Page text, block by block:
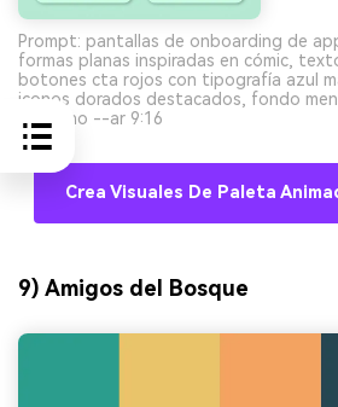
Prompt: pantallas de onboarding de
formas planas inspiradas en cómic,
botones cta rojos con tipografía azul
iconos dorados destacados, fondo
teléfono --ar 9:16
Crea Visuales De Paleta
9) Amigos del Bosque